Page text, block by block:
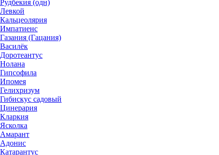
Рудбекия (одн)
Левкой
Кальцеолярия
Импатиенс
Газания (Гацания)
Василёк
Доротеантус
Нолана
Гипсофила
Ипомея
Гелихризум
Гибискус садовый
Цинерария
Кларкия
Ясколка
Амарант
Адонис
Катарантус